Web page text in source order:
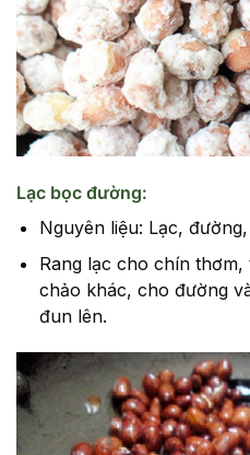
Lạc bọc đường:
Nguyên liệu: Lạc,
Rang lạc cho chín
chảo khác, cho đường
đun lên.